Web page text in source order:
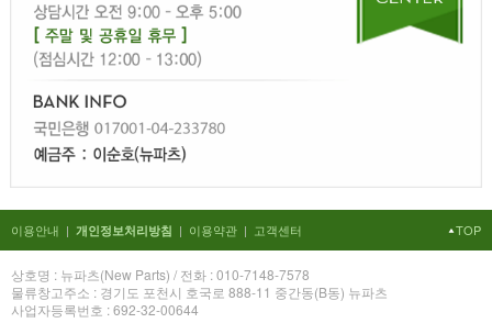
이용안내 | 개인정보처리방침 | 이용약관 | 고객센터 TOP
상호명 : 뉴파츠(New Parts) / 전화 : 010-7148-7578
물류창고주소 : 경기도 포천시 호국로 888-11 중간동(B동) 뉴파츠
사업자등록번호 : 692-32-00644